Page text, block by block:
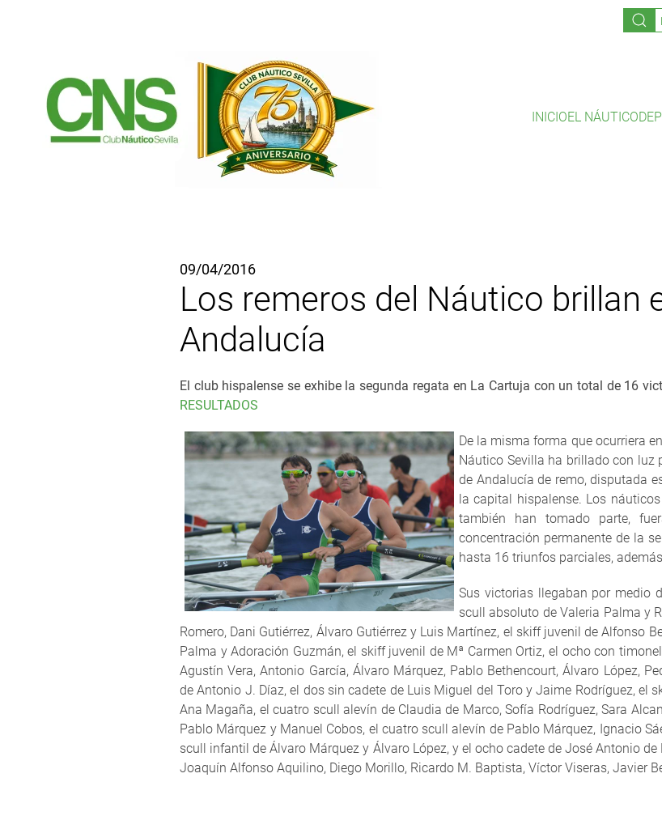
INICIOEL NÁUTICO
09/04/2016
Los remeros del Náutico brillan
Andalucía
El club hispalense se exhibe la segunda regata en La Cartuja con un total de 16
RESULTADOS
De la misma forma que ocurriera
Náutico Sevilla ha brillado con luz
de Andalucía de remo, disputada
la capital hispalense. Los
también han tomado parte,
concentración permanente de la
hasta 16 triunfos parciales,
Sus victorias llegaban por medio
scull absoluto de Valeria Palma y
Romero, Dani Gutiérrez, Álvaro Gutiérrez y Luis Martínez, el skiff juvenil de Alfonso
Palma y Adoración Guzmán, el skiff juvenil de Mª Carmen Ortiz, el ocho con
Agustín Vera, Antonio García, Álvaro Márquez, Pablo Bethencourt, Álvaro López,
de Antonio J. Díaz, el dos sin cadete de Luis Miguel del Toro y Jaime Rodríguez, el
Ana Magaña, el cuatro scull alevín de Claudia de Marco, Sofía Rodríguez, Sara
Pablo Márquez y Manuel Cobos, el cuatro scull alevín de Pablo Márquez, Ignacio
scull infantil de Álvaro Márquez y Álvaro López, y el ocho cadete de José Antonio
Joaquín Alfonso Aquilino, Diego Morillo, Ricardo M. Baptista, Víctor Viseras, Javier